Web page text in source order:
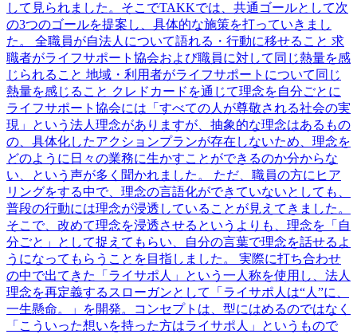
して⾒られました。そこでTAKKでは、共通ゴールとして次
の3つのゴールを提案し、具体的な施策を打っていきまし
た。 全職員が⾃法⼈について語れる・⾏動に移せること 求
職者がライフサポート協会および職員に対して同じ熱量を感
じられること 地域・利⽤者がライフサポートについて同じ
熱量を感じること クレドカードを通じて理念を⾃分ごとに
ライフサポート協会には「すべての⼈が尊敬される社会の実
現」という法⼈理念がありますが、抽象的な理念はあるもの
の、具体化したアクションプランが存在しないため、理念を
どのように⽇々の業務に⽣かすことができるのか分からな
い、という声が多く聞かれました。 ただ、職員の⽅にヒア
リングをする中で、理念の⾔語化ができていないとしても、
普段の⾏動には理念が浸透していることが⾒えてきました。
そこで、改めて理念を浸透させるというよりも、理念を「⾃
分ごと」として捉えてもらい、⾃分の⾔葉で理念を話せるよ
うになってもらうことを⽬指しました。 実際に打ち合わせ
の中で出てきた「ライサポ⼈」という⼀⼈称を使⽤し、法⼈
理念を再定義するスローガンとして「ライサポ⼈は“⼈”に、
⼀⽣懸命。」を開発。コンセプトは、型にはめるのではなく
「こういった想いを持った⽅はライサポ⼈」というもので